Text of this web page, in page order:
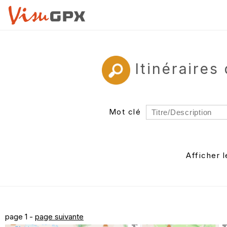
Itinéraires
Mot clé
Auteur
Afficher
page 1 - page suivante